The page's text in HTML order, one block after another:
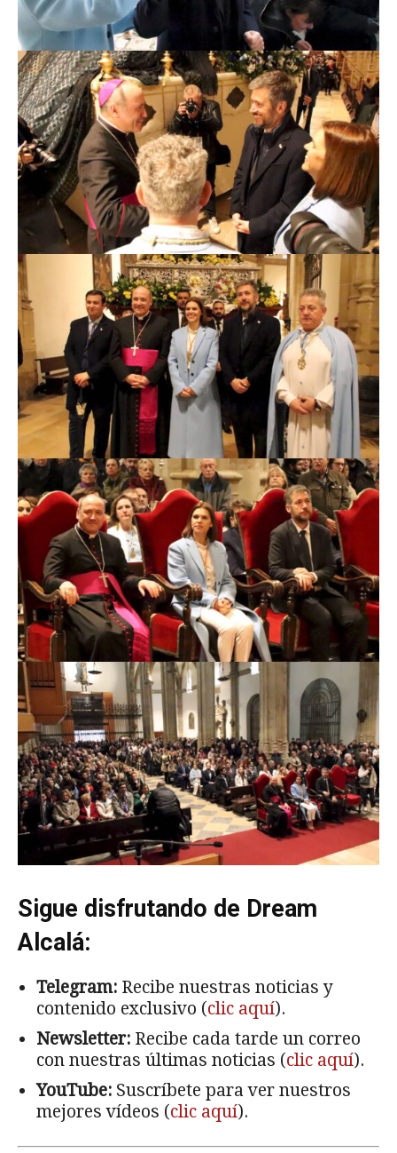
Sigue disfrutando de Dream
Alcalá:
Telegram: Recibe nuestras noticias y
contenido exclusivo (clic aquí).
Newsletter: Recibe cada tarde un correo
con nuestras últimas noticias (clic aquí).
YouTube: Suscríbete para ver nuestros
mejores vídeos (clic aquí).